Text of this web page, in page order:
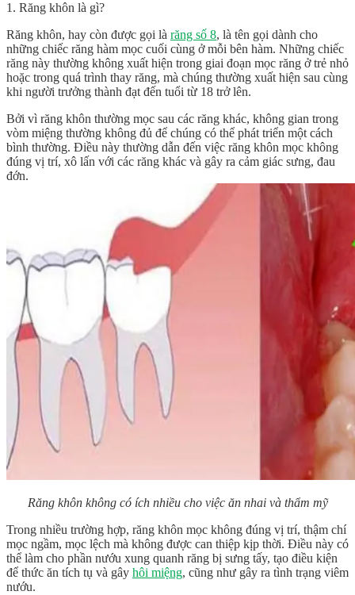
1. Răng khôn là gì?
Răng khôn, hay còn được gọi là răng số 8, là tên gọi dành cho
những chiếc răng hàm mọc cuối cùng ở mỗi bên hàm. Những chiếc
răng này thường không xuất hiện trong giai đoạn mọc răng ở trẻ nhỏ
hoặc trong quá trình thay răng, mà chúng thường xuất hiện sau cùng
khi người trưởng thành đạt đến tuổi từ 18 trở lên.
Bởi vì răng khôn thường mọc sau các răng khác, không gian trong
vòm miệng thường không đủ để chúng có thể phát triển một cách
bình thường. Điều này thường dẫn đến việc răng khôn mọc không
đúng vị trí, xô lấn với các răng khác và gây ra cảm giác sưng, đau
đớn.
Răng khôn không có ích nhiều cho việc ăn nhai và thẩm mỹ
Trong nhiều trường hợp, răng khôn mọc không đúng vị trí, thậm chí
mọc ngầm, mọc lệch mà không được can thiệp kịp thời. Điều này có
thể làm cho phần nướu xung quanh răng bị sưng tấy, tạo điều kiện
để thức ăn tích tụ và gây hôi miệng, cũng như gây ra tình trạng viêm
nướu.